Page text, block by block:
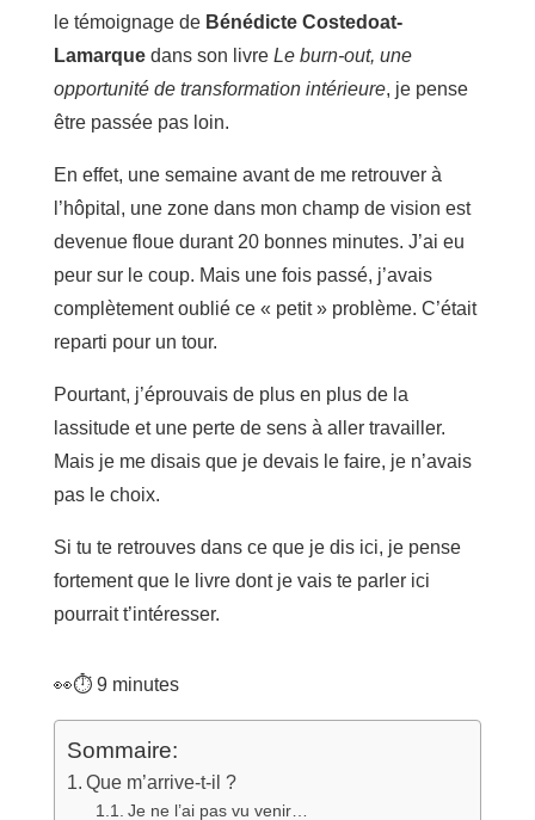
le témoignage deBénédicte Costedoat-
Lamarquedans son livre Le burn-out, une
opportunité de transformation intérieure, je pense
être passée pas loin.
En effet, une semaine avant de me retrouver à
l’hôpital, une zone dans mon champ de vision est
devenue floue durant 20 bonnes minutes. J’ai eu
peur sur le coup. Mais une fois passé, j’avais
complètement oublié ce « petit » problème. C’était
reparti pour un tour.
Pourtant, j’éprouvais de plus en plus de la
lassitude et une perte de sens à aller travailler.
Mais je me disais que je devais le faire, je n’avais
pas le choix.
Si tu te retrouves dans ce que je dis ici, je pense
fortement que le livre dont je vais te parler ici
pourrait t’intéresser.
👀⏱️ 9 minutes
Sommaire:
Que m’arrive-t-il ?
Je ne l’ai pas vu venir…